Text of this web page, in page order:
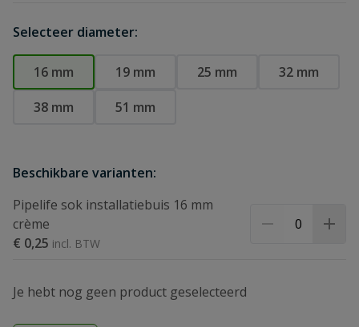
Selecteer diameter:
16 mm 19 mm 25 mm
32 mm
38 mm
51 mm
Beschikbare varianten:
Pipelife sok installatiebuis 16 mm
crème
€ 0,25
Je hebt nog geen product geselecteerd